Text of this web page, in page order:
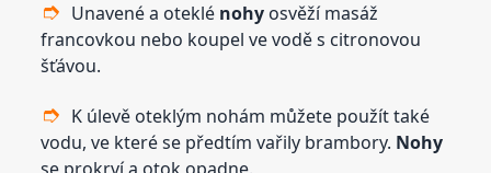
Unavené a oteklé nohy osvěží masáž
francovkou nebo koupel ve vodě s citronovou
šťávou.
K úlevě oteklým nohám můžete použít také
vodu, ve které se předtím vařily brambory. Nohy